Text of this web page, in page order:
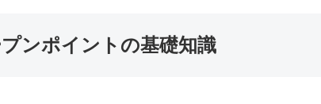
ンポイントの基礎知識